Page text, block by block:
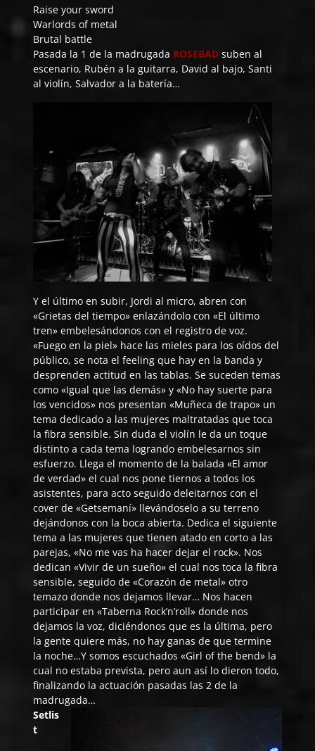
Raise your sword
Warlords of metal
Brutal battle
Pasada la 1 de la madrugada ROSEBAD suben al
escenario, Rubén a la guitarra, David al bajo, Santi
al violín, Salvador a la batería…
Y el último en subir, Jordi al micro, abren con
«Grietas del tiempo» enlazándolo con «El último
tren» embelesándonos con el registro de voz.
«Fuego en la piel» hace las mieles para los oídos del
público, se nota el feeling que hay en la banda y
desprenden actitud en las tablas. Se suceden temas
como «Igual que las demás» y «No hay suerte para
los vencidos» nos presentan «Muñeca de trapo» un
tema dedicado a las mujeres maltratadas que toca
la fibra sensible. Sin duda el violín le da un toque
distinto a cada tema logrando embelesarnos sin
esfuerzo. Llega el momento de la balada «El amor
de verdad» el cual nos pone tiernos a todos los
asistentes, para acto seguido deleitarnos con el
cover de «Getsemaní» llevándoselo a su terreno
dejándonos con la boca abierta. Dedica el siguiente
tema a las mujeres que tienen atado en corto a las
parejas, «No me vas ha hacer dejar el rock». Nos
dedican «Vivir de un sueño» el cual nos toca la fibra
sensible, seguido de «Corazón de metal» otro
temazo donde nos dejamos llevar… Nos hacen
participar en «Taberna Rock’n’roll» donde nos
dejamos la voz, diciéndonos que es la última, pero
la gente quiere más, no hay ganas de que termine
la noche…Y somos escuchados «Girl of the bend» la
cual no estaba prevista, pero aun así lo dieron todo,
finalizando la actuación pasadas las 2 de la
madrugada…
Setlis
t